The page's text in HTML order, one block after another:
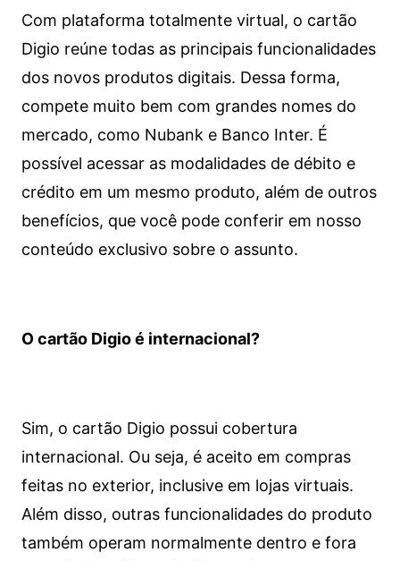
Com plataforma totalmente virtual, o cartão
Digio reúne todas as principais funcionalidades
dos novos produtos digitais. Dessa forma,
compete muito bem com grandes nomes do
mercado, como Nubank e Banco Inter. É
possível acessar as modalidades de débito e
crédito em um mesmo produto, além de outros
benefícios, que você pode conferir em nosso
conteúdo exclusivo sobre o assunto.
O cartão Digio é internacional?
Sim, o cartão Digio possui cobertura
internacional. Ou seja, é aceito em compras
feitas no exterior, inclusive em lojas virtuais.
Além disso, outras funcionalidades do produto
também operam normalmente dentro e fora